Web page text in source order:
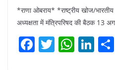
*राणा ओबराय* *राष्ट्रीय खोज/
अध्यक्षता में मंत्रिपरिषद की बैठक 13
F T W Li